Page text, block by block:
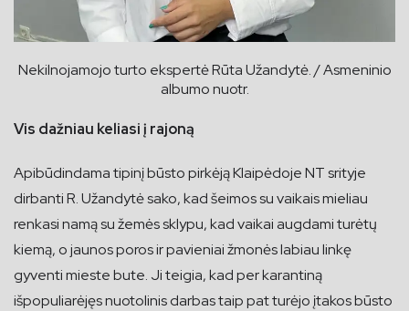
Nekilnojamojo turto ekspertė Rūta Užandytė. / Asmeninio
albumo nuotr.
Vis dažniau keliasi į rajoną
Apibūdindama tipinį būsto pirkėją Klaipėdoje NT srityje
dirbanti R. Užandytė sako, kad šeimos su vaikais mieliau
renkasi namą su žemės sklypu, kad vaikai augdami turėtų
kiemą, o jaunos poros ir pavieniai žmonės labiau linkę
gyventi mieste bute. Ji teigia, kad per karantiną
išpopuliarėjęs nuotolinis darbas taip pat turėjo įtakos būsto